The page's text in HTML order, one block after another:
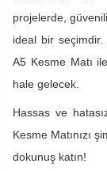
projelerde,
ideal bir
A5 Kesme Matı
hale gelecek.
Hassas ve
Kesme Matınızı
dokunuş katın!